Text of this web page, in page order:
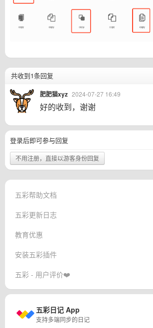
共收到1条回复
肥肥猫xyz 2024-07-27 16:49
好的收到，谢谢
登录后即可参与回复
不用注册，直接以游客身份回复
五彩帮助文档
五彩更新日志
教育优惠
安装五彩插件
五彩 - 用户评价❤️
五彩日记 App
支持多端同步的日记